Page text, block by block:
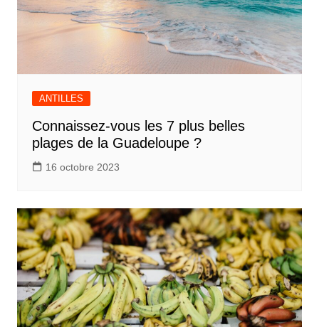
ANTILLES
Connaissez-vous les 7 plus belles
plages de la Guadeloupe ?
16 octobre 2023